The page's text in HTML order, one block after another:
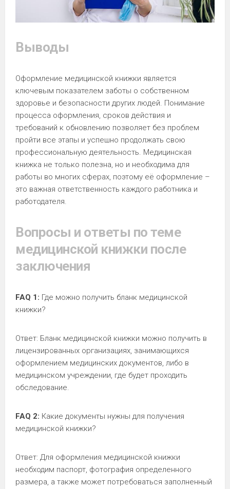
Выводы
Оформление медицинской книжки является
ключевым показателем заботы о собственном
здоровье и безопасности других людей. Понимание
процесса оформления, сроков действия и
требований к обновлению позволяет без проблем
пройти все этапы и успешно продолжать свою
профессиональную деятельность. Медицинская
книжка не только полезна, но и необходима для
работы во многих сферах, поэтому её оформление –
это важная ответственность каждого работника и
работодателя.
Вопросы и ответы по теме
медицинской книжки после
заключения
FAQ 1: Где можно получить бланк медицинской
книжки?
Ответ: Бланк медицинской книжки можно получить в
лицензированных организациях, занимающихся
оформлением медицинских документов, либо в
медицинском учреждении, где будет проходить
обследование.
FAQ 2: Какие документы нужны для получения
медицинской книжки?
Ответ: Для оформления медицинской книжки
необходим паспорт, фотография определенного
размера, а также может потребоваться заполненный